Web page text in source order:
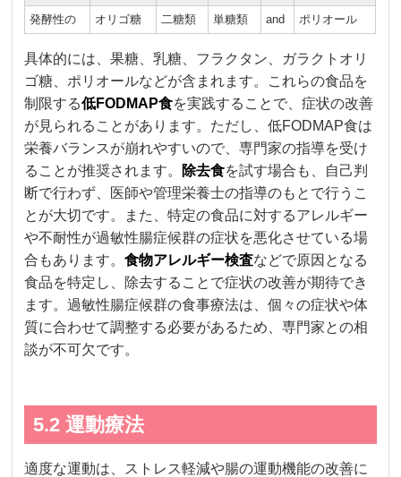
発酵性の オリゴ糖 二糖類 単糖類 and ポリオール
具体的には、果糖、乳糖、フラクタン、ガラクトオリ
ゴ糖、ポリオールなどが含まれます。これらの食品を
制限する低FODMAP食を実践することで、症状の改善
が見られることがあります。ただし、低FODMAP食は
栄養バランスが崩れやすいので、専門家の指導を受け
ることが推奨されます。
除去食を試す場合も、自己判
断で行わず、医師や管理栄養士の指導のもとで行うこ
とが大切です。また、特定の食品に対するアレルギー
や不耐性が過敏性腸症候群の症状を悪化させている場
合もあります。食物アレルギー検査などで原因となる
食品を特定し、除去することで症状の改善が期待でき
ます。過敏性腸症候群の食事療法は、個々の症状や体
質に合わせて調整する必要があるため、専門家との相
談が不可欠です。
5.2 運動療法
適度な運動は、ストレス軽減や腸の運動機能の改善に